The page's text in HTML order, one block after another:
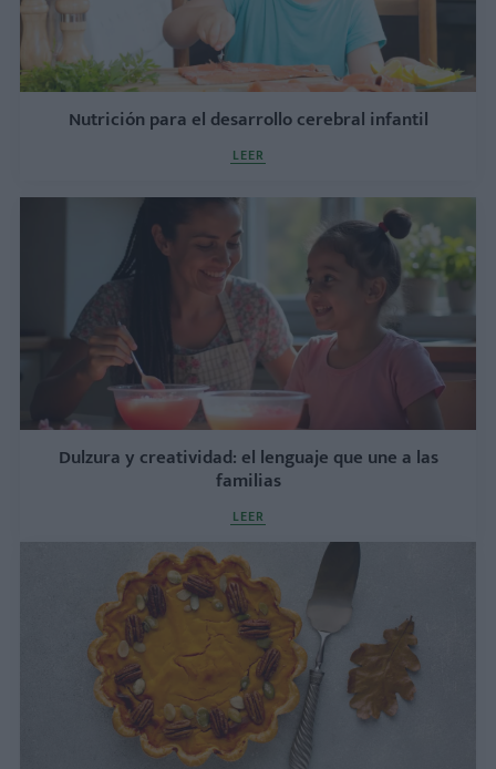
Nutrición para el desarrollo cerebral infantil
LEER
Dulzura y creatividad: el lenguaje que une a las
familias
LEER